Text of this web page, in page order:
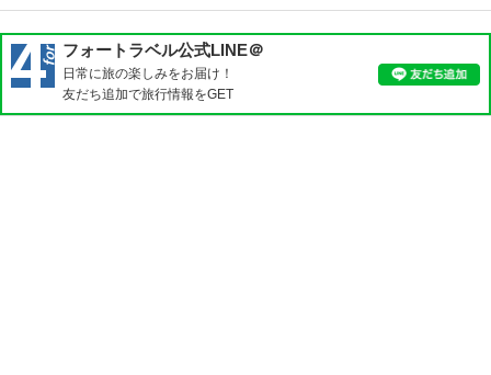
フォートラベル公式LINE＠
日常に旅の楽しみをお届け！
友だち追加で旅行情報をGET